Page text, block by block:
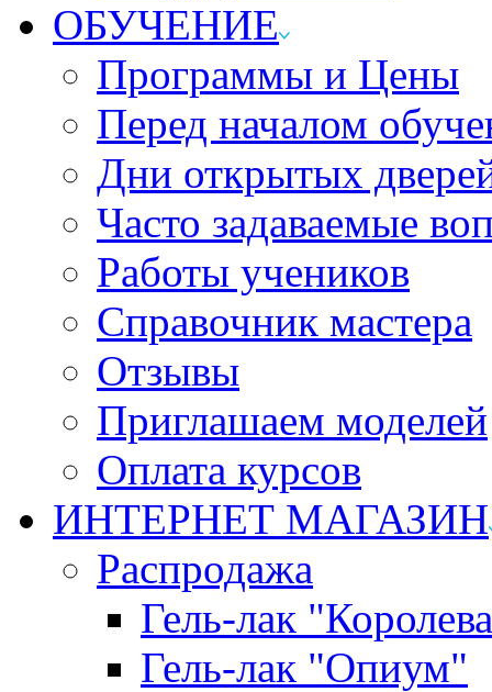
ОБУЧЕНИЕ
Программы и Цены
Перед началом
Дни открытых
Часто задаваемые
Работы учеников
Справочник мастера
Отзывы
Приглашаем моделей
Оплата курсов
ИНТЕРНЕТ МАГАЗИН
Распродажа
Гель-лак
Гель-лак "Опиум"